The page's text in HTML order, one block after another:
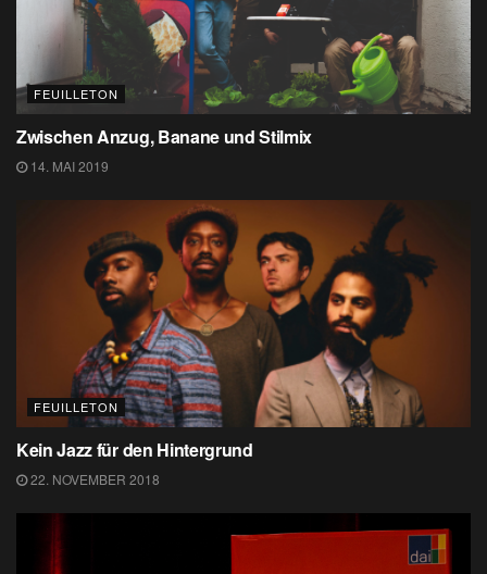
FEUILLETON
Zwischen Anzug, Banane und Stilmix
14. MAI 2019
FEUILLETON
Kein Jazz für den Hintergrund
22. NOVEMBER 2018